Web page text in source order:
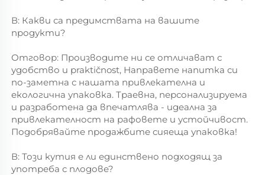
В: Какви са предимствата на вашите
продукти?
Отговор: Производите ни се отличават с
удобство и praktičnost, Направете напитка си
по-заметна с нашата привлекателна и
екологична упаковка. Траевна, персонализируема
и разработена да впечатлява - идеална за
привлекателност на рафовете и устойчивост.
Подобрявайте продажбите сияеща упаковка!
В: Този кутия е ли единствено подходящ за
употреба с плодове?